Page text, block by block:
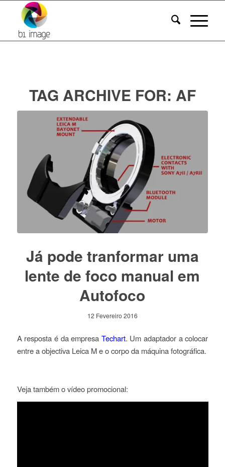
TAG ARCHIVE FOR: AF
Já pode tranformar uma
lente de foco manual em
Autofoco
12 Fevereiro 2016
A resposta é da empresa Techart. Um adaptador a colocar
entre a objectiva Leica M e o corpo da máquina fotográfica.
Veja também o vídeo promocional: